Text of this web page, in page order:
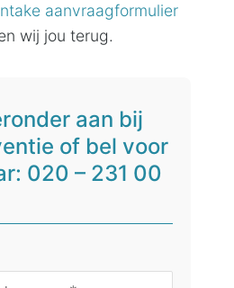
aanvraagformulier
wij jou terug.
aan bij
of bel voor
020 – 231 00